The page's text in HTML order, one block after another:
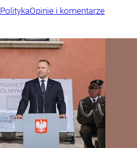
PolitykaOpinie i komentarze